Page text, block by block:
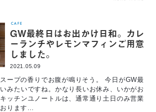
CAFE
GW最終日はお出かけ日和。カレ
ーランチやレモンマフィンご用意
しました。
2021.05.09
ープの香りでお腹が鳴りそう。 今日がGW最
みたいですね。かなり長いお休み、いかがお
ッチンユノートルは、通常通り土日のみ営業
ります…